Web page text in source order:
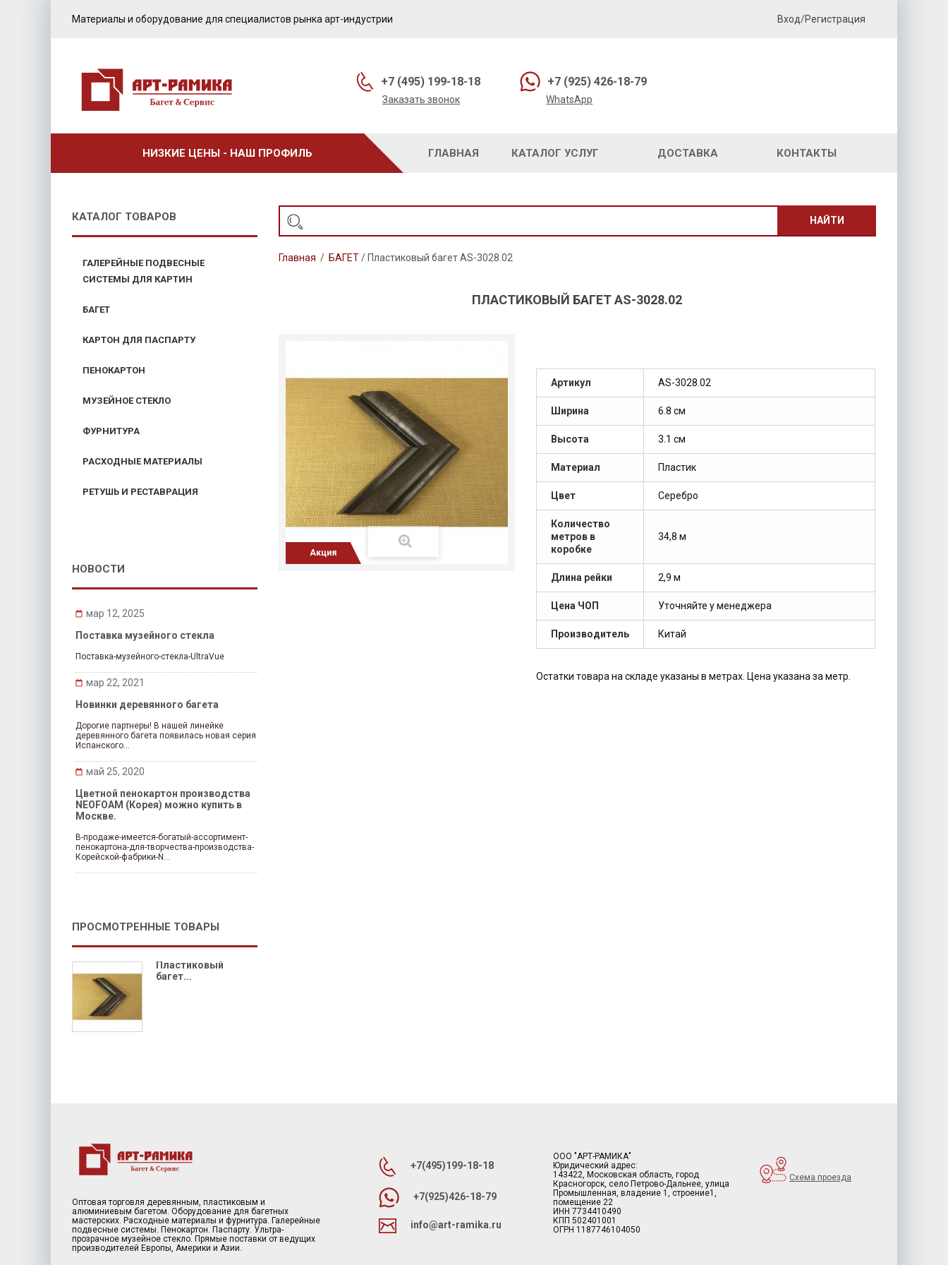
Материалы и оборудование для специалистов рынка арт-индустрии Вход/Регистрация
+7 (495) 199-18-18
Заказать звонок
+7 (925) 426-18-79
WhatsApp
НИЗКИЕ ЦЕНЫ - НАШ ПРОФИЛЬ ГЛАВНАЯ КАТАЛОГ УСЛУГ ДОСТАВКА КОНТАКТЫ
КАТАЛОГ ТОВАРОВ
ГАЛЕРЕЙНЫЕ ПОДВЕСНЫЕ
СИСТЕМЫ ДЛЯ КАРТИН
БАГЕТ
КАРТОН ДЛЯ ПАСПАРТУ
ПЕНОКАРТОН
МУЗЕЙНОЕ СТЕКЛО
ФУРНИТУРА
РАСХОДНЫЕ МАТЕРИАЛЫ
РЕТУШЬ И РЕСТАВРАЦИЯ
НОВОСТИ
мар 12, 2025
Поставка музейного стекла
Поставка-музейного-стекла-UltraVue
мар 22, 2021
Новинки деревянного багета
Дорогие партнеры! В нашей линейке
деревянного багета появилась новая серия
Испанского...
май 25, 2020
Цветной пенокартон производства
NEOFOAM (Корея) можно купить в
Москве.
В-продаже-имеется-богатый-ассортимент-
пенокартона-для-творчества-производства-
Корейской-фабрики-N...
ПРОСМОТРЕННЫЕ ТОВАРЫ
Пластиковый
багет...
НАЙТИ
Главная / БАГЕТ / Пластиковый багет AS-3028.02
ПЛАСТИКОВЫЙ БАГЕТ AS-3028.02
Акция
Артикул AS-3028.02
Ширина 6.8 см
Высота 3.1 см
Материал Пластик
Цвет Серебро
Количество
метров в
коробке
34,8 м
Длина рейки 2,9 м
Цена ЧОП Уточняйте у менеджера
Производитель Китай
Остатки товара на складе указаны в метрах. Цена указана за метр.
Оптовая торговля деревянным, пластиковым и
алюминиевым багетом. Оборудование для багетных
мастерских. Расходные материалы и фурнитура. Галерейные
подвесные системы. Пенокартон. Паспарту. Ультра-
прозрачное музейное стекло. Прямые поставки от ведущих
производителей Европы, Америки и Азии.
+7(495)199-18-18
+7(925)426-18-79
info@art-ramika.ru
ООО "АРТ-РАМИКА"
Юридический адрес:
143422, Московская область, город
Красногорск, село Петрово-Дальнее, улица
Промышленная, владение 1, строение1,
помещение 22
ИНН 7734410490
КПП 502401001
ОГРН 1187746104050
Схема проезда